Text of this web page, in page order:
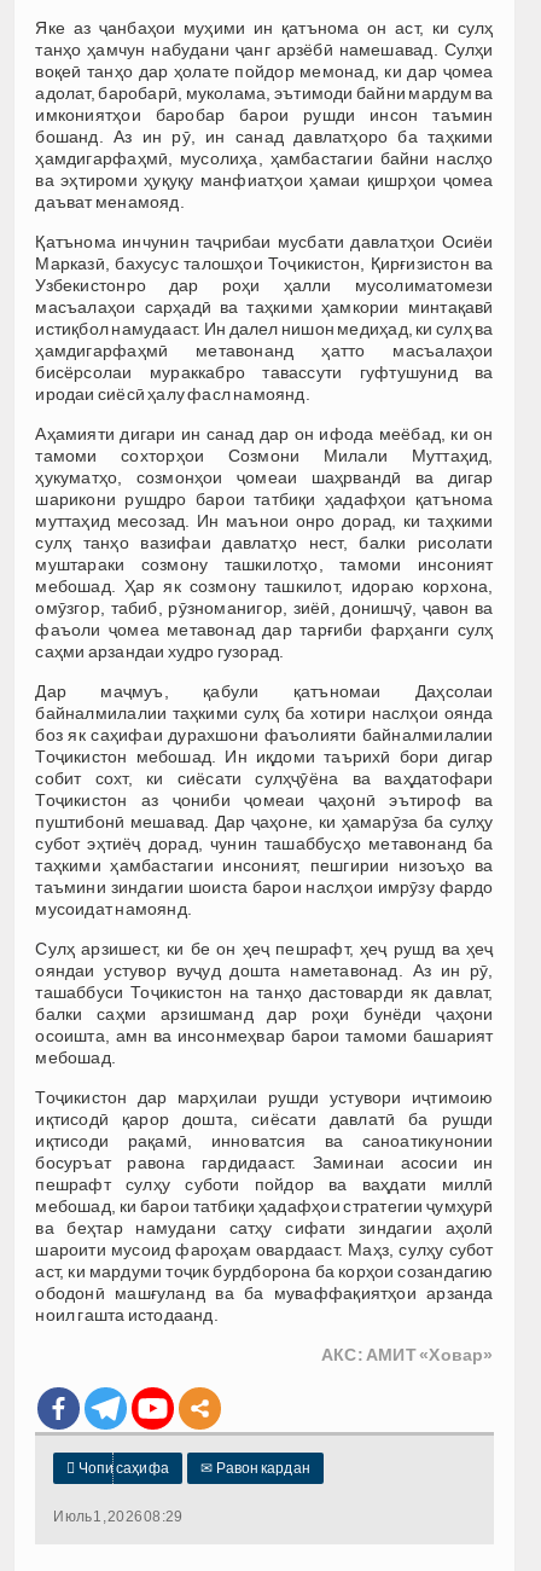
Яке аз ҷанбаҳои муҳими ин қатънома он аст, ки сулҳ
танҳо ҳамчун набудани ҷанг арзёбӣ намешавад. Сулҳи
воқеӣ танҳо дар ҳолате пойдор мемонад, ки дар ҷомеа
адолат, баробарӣ, муколама, эътимоди байни мардум ва
имкониятҳои баробар барои рушди инсон таъмин
бошанд. Аз ин рӯ, ин санад давлатҳоро ба таҳкими
ҳамдигарфаҳмӣ, мусолиҳа, ҳамбастагии байни наслҳо
ва эҳтироми ҳуқуқу манфиатҳои ҳамаи қишрҳои ҷомеа
даъват менамояд.
Қатънома инчунин таҷрибаи мусбати давлатҳои Осиёи
Марказӣ, бахусус талошҳои Тоҷикистон, Қирғизистон ва
Узбекистонро дар роҳи ҳалли мусолиматомези
масъалаҳои сарҳадӣ ва таҳкими ҳамкории минтақавӣ
истиқбол намудааст. Ин далел нишон медиҳад, ки сулҳ ва
ҳамдигарфаҳмӣ метавонанд ҳатто масъалаҳои
бисёрсолаи мураккабро тавассути гуфтушунид ва
иродаи сиёсӣ ҳалу фасл намоянд.
Аҳамияти дигари ин санад дар он ифода меёбад, ки он
тамоми сохторҳои Созмони Милали Муттаҳид,
ҳукуматҳо, созмонҳои ҷомеаи шаҳрвандӣ ва дигар
шарикони рушдро барои татбиқи ҳадафҳои қатънома
муттаҳид месозад. Ин маънои онро дорад, ки таҳкими
сулҳ танҳо вазифаи давлатҳо нест, балки рисолати
муштараки созмону ташкилотҳо, тамоми инсоният
мебошад. Ҳар як созмону ташкилот, идораю корхона,
омӯзгор, табиб, рӯзноманигор, зиёӣ, донишҷӯ, ҷавон ва
фаъоли ҷомеа метавонад дар тарғиби фарҳанги сулҳ
саҳми арзандаи худро гузорад.
Дар маҷмуъ, қабули қатъномаи Даҳсолаи
байналмилалии таҳкими сулҳ ба хотири наслҳои оянда
боз як саҳифаи дурахшони фаъолияти байналмилалии
Тоҷикистон мебошад. Ин иқдоми таърихӣ бори дигар
собит сохт, ки сиёсати сулҳҷӯёна ва ваҳдатофари
Тоҷикистон аз ҷониби ҷомеаи ҷаҳонӣ эътироф ва
пуштибонӣ мешавад. Дар ҷаҳоне, ки ҳамарӯза ба сулҳу
субот эҳтиёҷ дорад, чунин ташаббусҳо метавонанд ба
таҳкими ҳамбастагии инсоният, пешгирии низоъҳо ва
таъмини зиндагии шоиста барои наслҳои имрӯзу фардо
мусоидат намоянд.
Сулҳ арзишест, ки бе он ҳеҷ пешрафт, ҳеҷ рушд ва ҳеҷ
ояндаи устувор вуҷуд дошта наметавонад. Аз ин рӯ,
ташаббуси Тоҷикистон на танҳо дастоварди як давлат,
балки саҳми арзишманд дар роҳи бунёди ҷаҳони
осоишта, амн ва инсонмеҳвар барои тамоми башарият
мебошад.
Тоҷикистон дар марҳилаи рушди устувори иҷтимоию
иқтисодӣ қарор дошта, сиёсати давлатӣ ба рушди
иқтисоди рақамӣ, инноватсия ва саноатикунонии
босуръат равона гардидааст. Заминаи асосии ин
пешрафт сулҳу суботи пойдор ва ваҳдати миллӣ
мебошад, ки барои татбиқи ҳадафҳои стратегии ҷумҳурӣ
ва беҳтар намудани сатҳу сифати зиндагии аҳолӣ
шароити мусоид фароҳам овардааст. Маҳз, сулҳу субот
аст, ки мардуми тоҷик бурдборона ба корҳои созандагию
ободонӣ машғуланд ва ба муваффақиятҳои арзанда
ноил гашта истодаанд.
АКС: АМИТ «Ховар»
 Чопи саҳифа ✉ Равон кардан
Июль 1, 2026 08:29